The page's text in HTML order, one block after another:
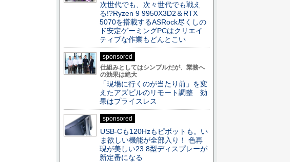
次世代でも、次々世代でも戦え
る!?Ryzen 9 9950X3D2＆RTX
5070を搭載するASRock尽くしの
ド安定ゲーミングPCはクリエイ
ティブな作業もどんとこい
sponsored
仕組みとしてはシンプルだが、業務へ
の効果は絶大
「現場に行くのが当たり前」を変
えたアズビルのリモート調整 効
果はプライスレス
sponsored
USB-Cも120Hzもピボットも。い
ま欲しい機能が全部入り！ 色再
現が美しい23.8型ディスプレーが
新定番になる